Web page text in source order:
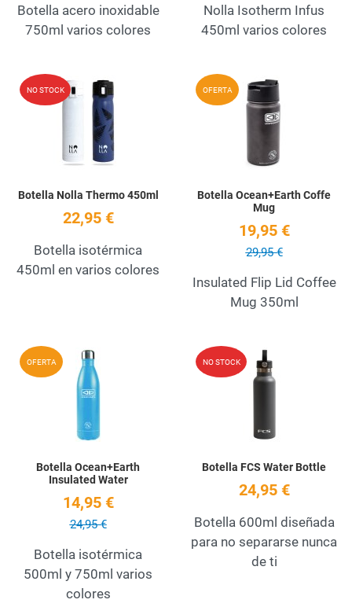
Botella acero inoxidable
750ml varios colores
Nolla Isotherm Infus
450ml varios colores
NO STOCK Add to Wishlist
Botella Nolla Thermo 450ml
22,95 €
Botella isotérmica
450ml en varios colores
OFERTA
Botella Ocean+Earth Coffe
Mug
19,95 €
29,95 €
Insulated Flip Lid Coffee
Mug 350ml
OFERTA Add to Wishlist
Botella Ocean+Earth
Insulated Water
14,95 €
24,95 €
Botella isotérmica
500ml y 750ml varios
colores
NO STOCK
Botella FCS Water Bottle
24,95 €
Botella 600ml diseñada
para no separarse nunca
de ti